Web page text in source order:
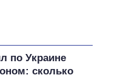
по Украине
сколько